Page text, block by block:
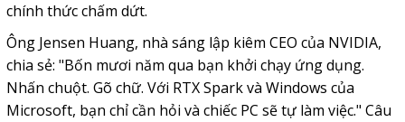
chính thức chấm dứt.
Ông Jensen Huang, nhà sáng lập kiêm CEO của NVIDIA,
chia sẻ: "Bốn mươi năm qua bạn khởi chạy ứng dụng.
Nhấn chuột. Gõ chữ. Với RTX Spark và Windows của
Microsoft, bạn chỉ cần hỏi và chiếc PC sẽ tự làm việc." Câu